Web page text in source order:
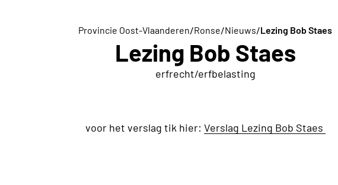
Provincie Oost-Vlaanderen/Ronse/Nieuws/Lezing Bob Staes
Lezing Bob Staes
erfrecht/erfbelasting
voor het verslag tik hier: Verslag Lezing Bob Staes